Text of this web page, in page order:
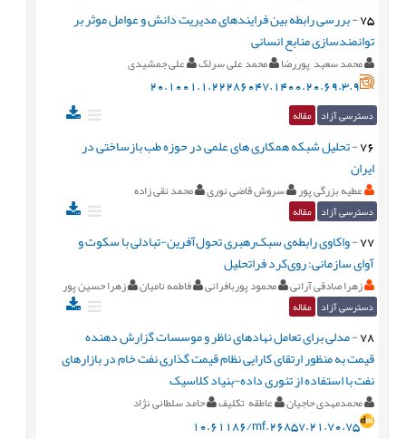
75
-بررسی رابطه بین فرایندهای مدیریت دانش و عوامل موثر بر
توانمندسازی منابع انسانی
محمد سعید پوررضا محمد علی سرلک علی جمشیدی
20.1001.1.22286047.1400.20.69.3.9
دسترسی آزاد مقاله
76
-تحلیل شبکه همکاری های علمی در حوزه طب بازساختی در
ایران
عطیه بزرگی پور سروش قاضی نوری محمد نقی زاده
دسترسی آزاد مقاله
77
-واکاوی رابطه‌ی سبک‌رهبری تحول‌آفرین-تبادلی با سکوت و
آوای سازمانی: روی‌کرد فراتحلیل
زهرا صادقی آرانی محمود پوربافرانی فاطمه نامیان زهرا حسین پور
دسترسی آزاد مقاله
78
-مدلی برای تعامل نهادهای ناظر و موسسات گزارش دهنده
قیمت به منظور ارتقای کارایی نظام قیمت گذاری نفت خام در بازارهای
نفت با استفاده از تئوری داده-بنیاد کلاسیک
محمدمهدی حاجیان عاطقه تکلیف حامد سلطانی نژاد
10.61186/mf.26857.21.70.75